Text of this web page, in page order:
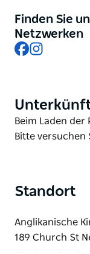
tanzen Sie eine
Gruppe
Finden Sie
Netzwerken
Facebook
Product
List
Product
List
Beim Laden
Bitte versuchen
Standort
Anglikanische
189 Church St